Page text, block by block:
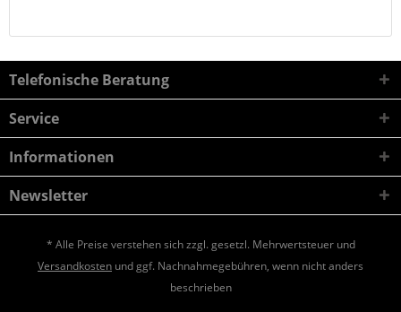
Telefonische Beratung
Service
Informationen
Newsletter
* Alle Preise verstehen sich zzgl. gesetzl. Mehrwertsteuer und
Versandkosten und ggf. Nachnahmegebühren, wenn nicht anders
beschrieben